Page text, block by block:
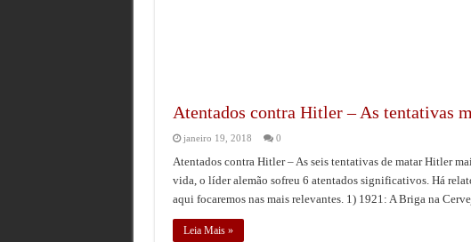
Atentados contra Hitler – As tentativas
janeiro 19, 2018 0
Atentados contra Hitler – As seis tentativas de matar Hitler
vida, o líder alemão sofreu 6 atentados significativos. Há
aqui focaremos nas mais relevantes. 1) 1921: A Briga na
Leia Mais »